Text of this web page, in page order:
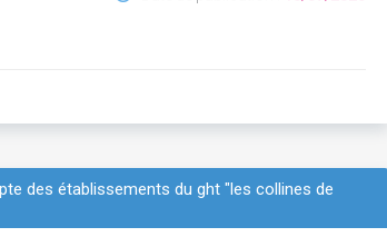
des établissements du ght "les collines de